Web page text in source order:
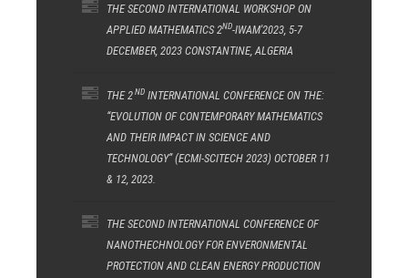
THE SECOND INTERNATIONAL WORKSHOP ON
APPLIED MATHEMATICS 2ND-IWAM'2023, 5-7
DECEMBER, 2023 CONSTANTINE, ALGERIA
THE 2ND INTERNATIONAL CONFERENCE ON THE:
“EVOLUTION OF CONTEMPORARY MATHEMATICS
AND THEIR IMPACT IN SCIENCE AND
TECHNOLOGY” (ECMI-SCITECH 2023) OCTOBER 11
& 12, 2023.
THE SECOND INTERNATIONAL CONFERENCE OF
NANOTHECHNOLOGY FOR ENVERONMENTAL
PROTECTION AND CLEAN ENERGY PRODUCTION